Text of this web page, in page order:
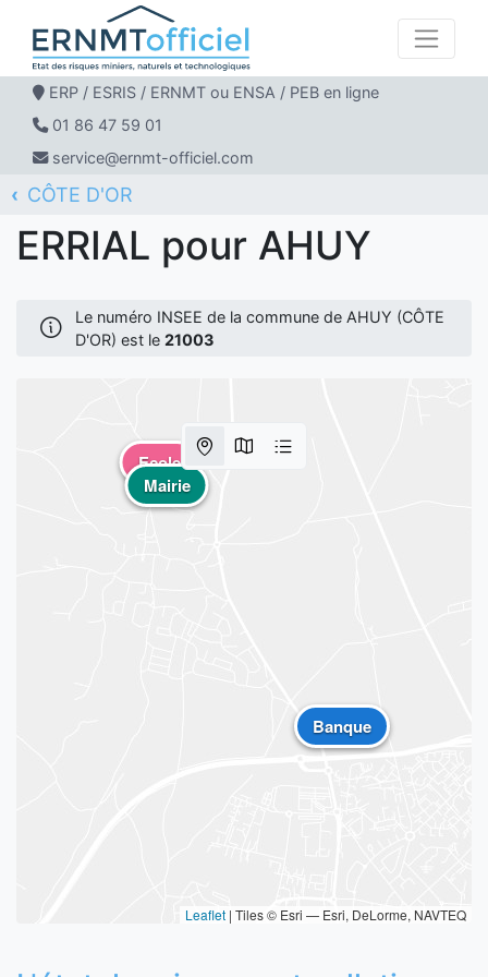
ERP / ESRIS / ERNMT ou ENSA / PEB en ligne
01 86 47 59 01
service@ernmt-officiel.com
ERNMT Officiel
ERRIAL
CÔTE D'OR
AHUY
ERRIAL pour AHUY
Le numéro INSEE de la commune de AHUY (CÔTE
D'OR) est le 21003
Ecole
Banque
Mairie
Leaflet | Tiles © Esri — Esri, DeLorme, NAVTEQ